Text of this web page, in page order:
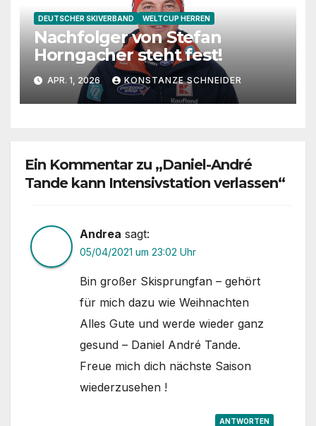
DEUTSCHER SKIVERBAND WELTCUP HERREN
Nachfolger von Stefan
Horngacher steht fest!
APR. 1, 2026 KONSTANZE SCHNEIDER
Ein Kommentar zu „Daniel-André
Tande kann Intensivstation verlassen“
Andrea sagt:
05/04/2021 um 23:02 Uhr
Bin großer Skisprungfan – gehört
für mich dazu wie Weihnachten
Alles Gute und werde wieder ganz
gesund – Daniel André Tande.
Freue mich dich nächste Saison
wiederzusehen !
ANTWORTEN